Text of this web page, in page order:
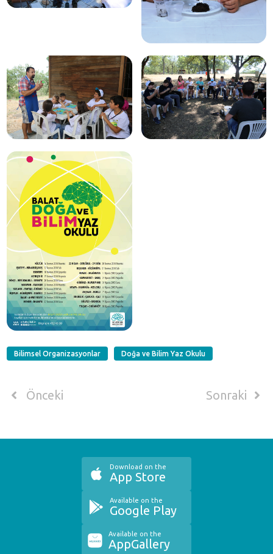
Bilimsel Organizasyonlar Doğa ve Bilim Yaz Okulu
Önceki Sonraki
Download on the
App Store
Available on the
Google Play
Available on the
AppGallery